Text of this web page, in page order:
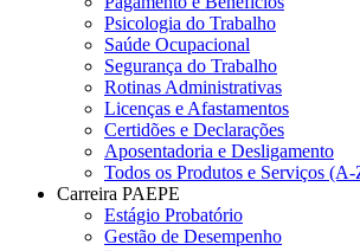
Psicologia do Trabalho
Saúde Ocupacional
Segurança do Trabalho
Rotinas Administrativas
Licenças e Afastamentos
Certidões e Declarações
Aposentadoria e Desligamento
Todos os Produtos e Serviços
Carreira PAEPE
Estágio Probatório
Gestão de Desempenho